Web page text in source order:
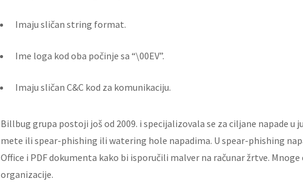
Imaju sličan string format.
Ime loga kod oba počinje sa “\00EV”.
Imaju sličan C&C kod za komunikaciju.
Billbug grupa postoji još od 2009. i specijalizovala se za ciljane napade
mete ili spear-phishing ili watering hole napadima. U spear-phishing
Office i PDF dokumenta kako bi isporučili malver na računar žrtve.
organizacije.